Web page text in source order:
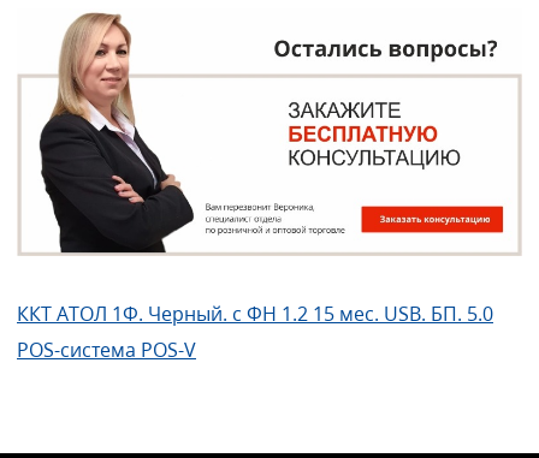
ККТ АТОЛ 1Ф. Черный. с ФН 1.2 15 мес. USB. БП. 5.0
POS-система POS-V